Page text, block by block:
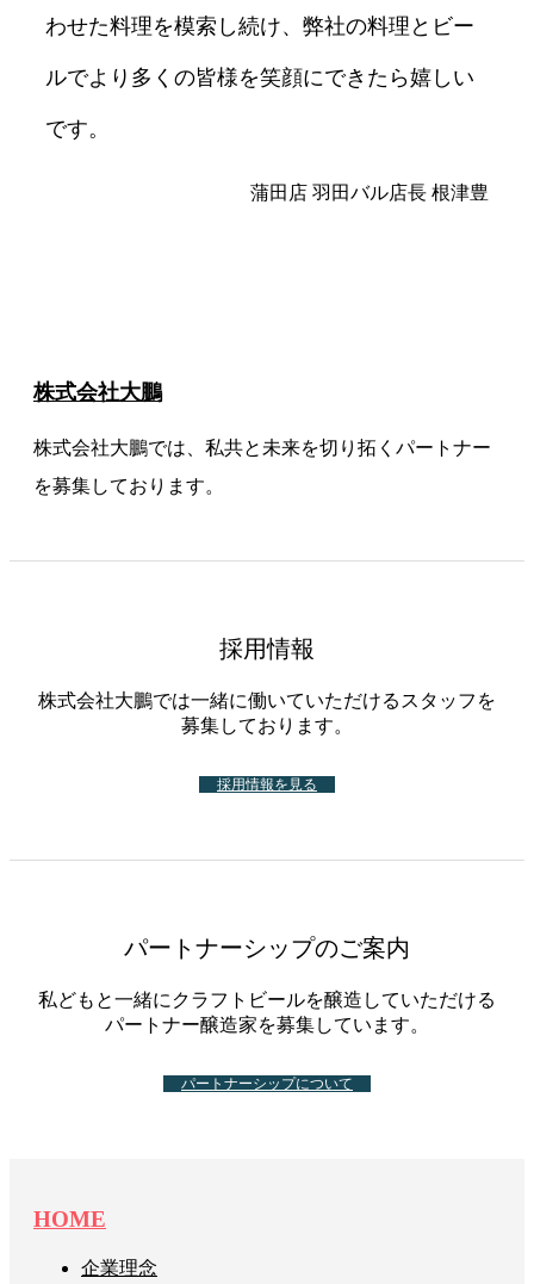
わせた料理を模索し続け、弊社の料理とビー
ルでより多くの皆様を笑顔にできたら嬉しい
です。
蒲田店 羽田バル店⾧ 根津豊
株式会社大鵬
株式会社大鵬では、私共と未来を切り拓くパートナー
を募集しております。
採用情報
株式会社大鵬では一緒に働いていただけるスタッフを
募集しております。
採用情報を見る
パートナーシップのご案内
私どもと一緒にクラフトビールを醸造していただける
パートナー醸造家を募集しています。
パートナーシップについて
HOME
企業理念